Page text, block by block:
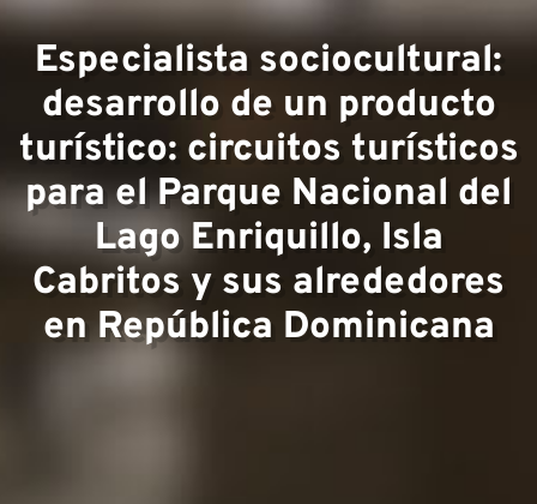
Equipo
Especialista sociocultural:
desarrollo de un producto
turístico: circuitos turísticos
para el Parque Nacional del
Lago Enriquillo, Isla
Cabritos y sus alrededores
en República Dominicana